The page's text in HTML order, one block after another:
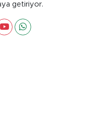
getiriyor.